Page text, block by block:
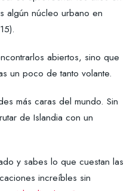
algún núcleo urbano en
abiertos, sino que
un poco de tanto volante.
más caras del mundo. Sin
de Islandia con un
y sabes lo que cuestan las
increíbles sin